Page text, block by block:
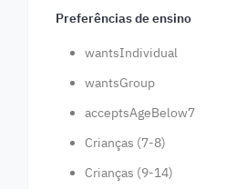
Preferências de ensino
wantsIndividual
wantsGroup
acceptsAgeBelow7
Crianças (7-8)
Crianças (9-14)